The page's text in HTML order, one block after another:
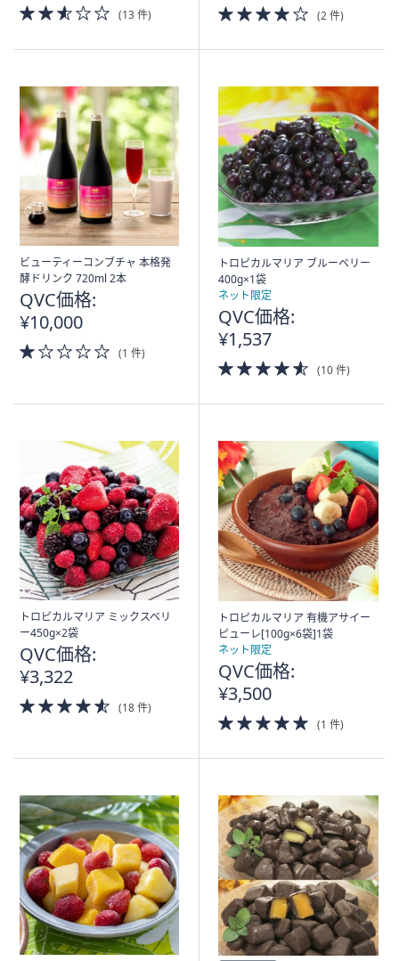
2.5
of
(13 件)
4.0
of
(2 件)
ビューティーコンブチャ 本格発
酵ドリンク 720ml 2本
QVC価格:
¥10,000
1.0
of
(1 件)
トロピカルマリア ブルーベリー
400g×1袋
ネット限定
QVC価格:
¥1,537
4.5
of
(10 件)
トロピカルマリア ミックスベリ
ー450g×2袋
QVC価格:
¥3,322
4.5
of
(18 件)
トロピカルマリア 有機アサイー
ピューレ[100g×6袋]1袋
ネット限定
QVC価格:
¥3,500
5.0
of
(1 件)